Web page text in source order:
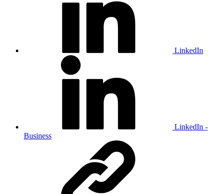
LinkedIn
LinkedIn -
Business